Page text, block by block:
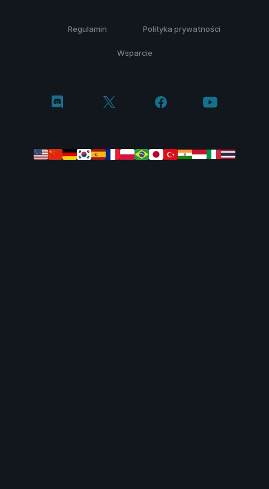
Regulamin Polityka prywatności
Wsparcie